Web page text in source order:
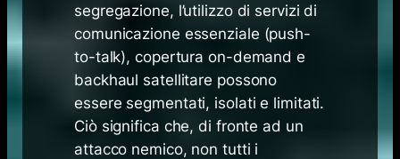
segregazione, l’utilizzo di servizi di
comunicazione essenziale (push-
to-talk), copertura on-demand e
backhaul satellitare possono
essere segmentati, isolati e limitati.
Ciò significa che, di fronte ad un
attacco nemico, non tutti i